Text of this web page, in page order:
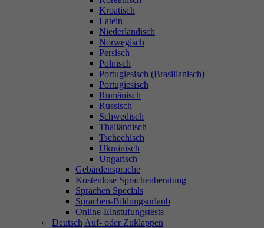
Kroatisch
Latein
Niederländisch
Norwegisch
Persisch
Polnisch
Portugiesisch (Brasilianisch)
Portugiesisch
Rumänisch
Russisch
Schwedisch
Thailändisch
Tschechisch
Ukrainisch
Ungarisch
Gebärdensprache
Kostenlose Sprachenberatung
Sprachen Specials
Sprachen-Bildungsurlaub
Online-Einstufungstests
Deutsch Auf- oder Zuklappen